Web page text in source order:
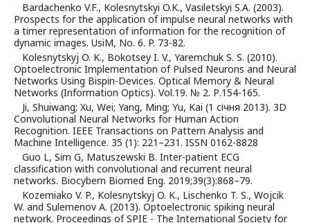
Bardachenko V.F., Kolesnytskyi O.K., Vasiletskyi S.A. (2003).
Prospects for the application of impulse neural networks with
a timer representation of information for the recognition of
dynamic images. UsiM, No. 6. P. 73-82.
Kolesnytskyj O. K., Bokotsey I. V., Yaremchuk S. S. (2010).
Optoelectronic Implementation of Pulsed Neurons and Neural
Networks Using Bispin-Devices. Optical Memory & Neural
Networks (Information Optics). Vol.19. № 2. Р.154-165.
Ji, Shuiwang; Xu, Wei; Yang, Ming; Yu, Kai (1 січня 2013). 3D
Convolutional Neural Networks for Human Action
Recognition. IEEE Transactions on Pattern Analysis and
Machine Intelligence. 35 (1): 221–231. ISSN 0162-8828
Guo L, Sim G, Matuszewski B. Inter-patient ECG
classification with convolutional and recurrent neural
networks. Biocybern Biomed Eng. 2019;39(3):868–79.
Kozemiako V. P., Kolesnytskyj O. K., Lischenko T. S., Wojcik
W. and Sulemenov A. (2013). Optoelectronic spiking neural
network. Proceedings of SPIE - The International Society for